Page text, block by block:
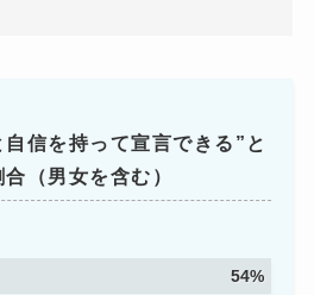
信を持って宣言できる”と
（男女を含む）
54%